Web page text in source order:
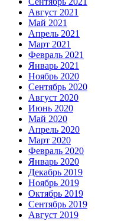
Август 2021
Май 2021
Апрель 2021
Март 2021
Февраль 2021
Январь 2021
Ноябрь 2020
Сентябрь 2020
Август 2020
Июнь 2020
Май 2020
Апрель 2020
Март 2020
Февраль 2020
Январь 2020
Декабрь 2019
Ноябрь 2019
Октябрь 2019
Сентябрь 2019
Август 2019